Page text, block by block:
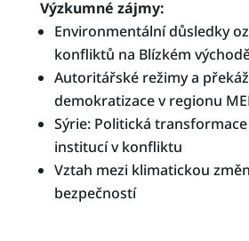
Výzkumné zájmy:
Environmentální důsledky
konfliktů na Blízkém
Autoritářské režimy a
demokratizace v regionu
Sýrie: Politická
institucí v konfliktu
Vztah mezi klimatickou
bezpečností